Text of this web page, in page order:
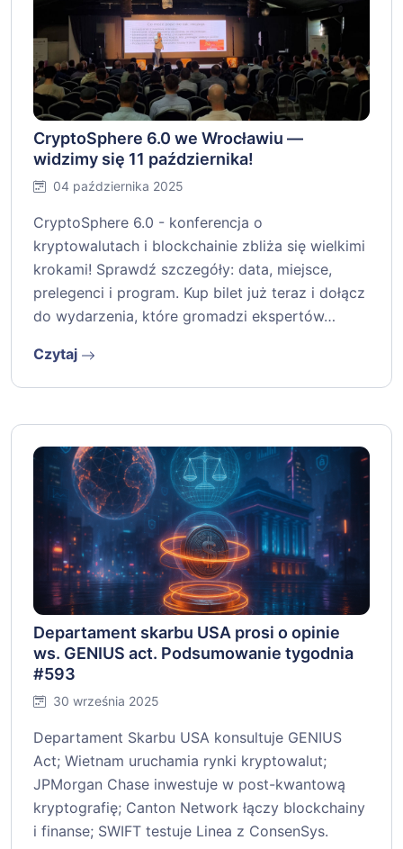
CryptoSphere 6.0 we Wrocławiu —
widzimy się 11 października!
04 października 2025
CryptoSphere 6.0 - konferencja o
kryptowalutach i blockchainie zbliża się wielkimi
krokami! Sprawdź szczegóły: data, miejsce,
prelegenci i program. Kup bilet już teraz i dołącz
do wydarzenia, które gromadzi ekspertów…
Czytaj
Departament skarbu USA prosi o opinie
ws. GENIUS act. Podsumowanie tygodnia
#593
30 września 2025
Departament Skarbu USA konsultuje GENIUS
Act; Wietnam uruchamia rynki kryptowalut;
JPMorgan Chase inwestuje w post-kwantową
kryptografię; Canton Network łączy blockchainy
i finanse; SWIFT testuje Linea z ConsenSys.